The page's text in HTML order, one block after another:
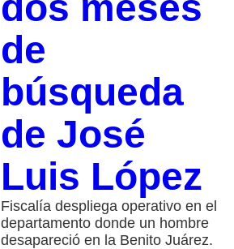
de
búsqueda
de José
Luis López
Fiscalía despliega operativo en el
departamento donde un hombre
desapareció en la Benito Juárez.